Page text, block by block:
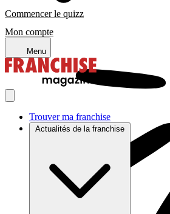
Mon compte
Menu
Trouver ma franchise
Actualités de la franchise
Commencer le quizz